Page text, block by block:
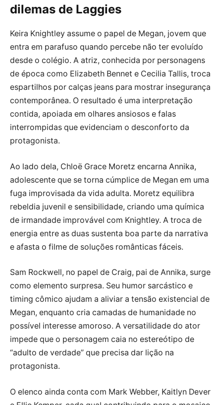
dilemas de Laggies
Keira Knightley assume o papel de Megan, jovem que
entra em parafuso quando percebe não ter evoluído
desde o colégio. A atriz, conhecida por personagens
de época como Elizabeth Bennet e Cecilia Tallis, troca
espartilhos por calças jeans para mostrar insegurança
contemporânea. O resultado é uma interpretação
contida, apoiada em olhares ansiosos e falas
interrompidas que evidenciam o desconforto da
protagonista.
Ao lado dela, Chloë Grace Moretz encarna Annika,
adolescente que se torna cúmplice de Megan em uma
fuga improvisada da vida adulta. Moretz equilibra
rebeldia juvenil e sensibilidade, criando uma química
de irmandade improvável com Knightley. A troca de
energia entre as duas sustenta boa parte da narrativa
e afasta o filme de soluções românticas fáceis.
Sam Rockwell, no papel de Craig, pai de Annika, surge
como elemento surpresa. Seu humor sarcástico e
timing cômico ajudam a aliviar a tensão existencial de
Megan, enquanto cria camadas de humanidade no
possível interesse amoroso. A versatilidade do ator
impede que o personagem caia no estereótipo de
“adulto de verdade” que precisa dar lição na
protagonista.
O elenco ainda conta com Mark Webber, Kaitlyn Dever